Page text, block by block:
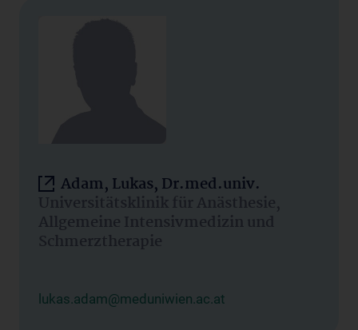
Adam, Lukas, Dr.med.univ.
Universitätsklinik für Anästhesie,
Allgemeine Intensivmedizin und
Schmerztherapie
lukas.adam@meduniwien.ac.at